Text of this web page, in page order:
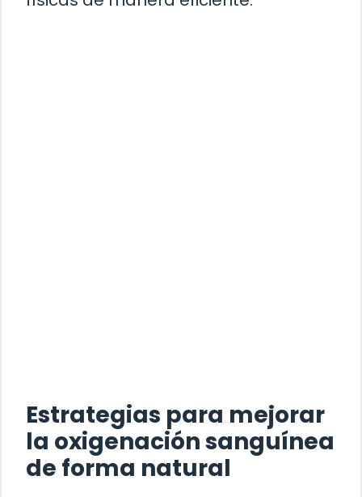
Estrategias para mejorar
la oxigenación sanguínea
de forma natural